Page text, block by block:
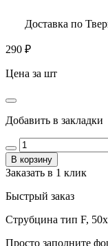
Доставка по
290 ₽
Цена за шт
Добавить в закладки
В корзину
Заказать в 1 клик
Быстрый заказ
Струбцина тип F,
Просто заполните